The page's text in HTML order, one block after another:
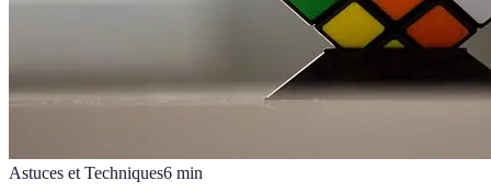
Astuces et Techniques6 min